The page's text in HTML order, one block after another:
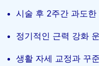
시술 후 2주간 과도한
정기적인 근력 강화
생활 자세 교정과 꾸